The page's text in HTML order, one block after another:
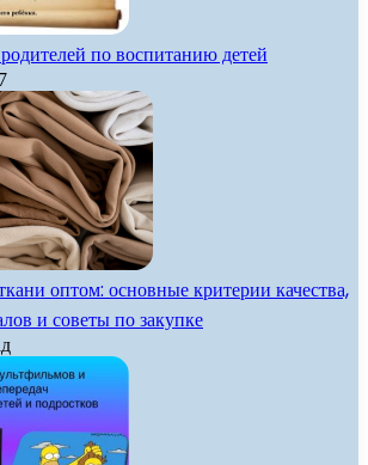
по воспитанию детей
оптом: основные критерии качества,
и советы по закупке